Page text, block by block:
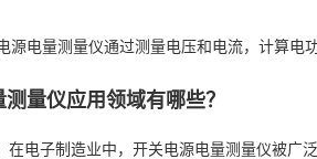
源电量测量仪通过测量电压和电流，计算电
量仪应用领域有哪些？
在电子制造业中，开关电源电量测量仪被广